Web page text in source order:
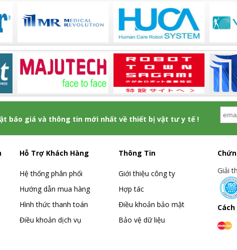
báo giá và thông tin mới nhất về thiết bị vật tư y tế !
Hỗ Trợ Khách Hàng
Hệ thống phân phối
Hướng dẫn mua hàng
Hình thức thanh toán
Điều khoản dịch vụ
Thông Tin
Giới thiệu công ty
Hợp tác
Điều khoản bảo mật
Bảo vệ dữ liệu
Giải